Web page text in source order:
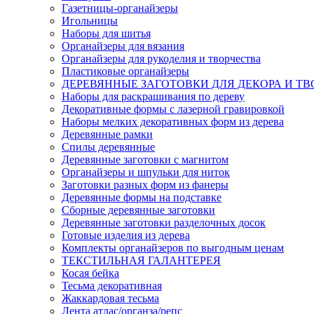
Газетницы-органайзеры
Игольницы
Наборы для шитья
Органайзеры для вязания
Органайзеры для рукоделия и творчества
Пластиковые органайзеры
ДЕРЕВЯННЫЕ ЗАГОТОВКИ ДЛЯ ДЕКОРА И
Наборы для раскрашивания по дереву
Декоративные формы с лазерной гравировкой
Наборы мелких декоративных форм из дерева
Деревянные рамки
Спилы деревянные
Деревянные заготовки с магнитом
Органайзеры и шпульки для ниток
Заготовки разных форм из фанеры
Деревянные формы на подставке
Сборные деревянные заготовки
Деревянные заготовки разделочных досок
Готовые изделия из дерева
Комплекты органайзеров по выгодным ценам
ТЕКСТИЛЬНАЯ ГАЛАНТЕРЕЯ
Косая бейка
Тесьма декоративная
Жаккардовая тесьма
Лента атлас/органза/репс